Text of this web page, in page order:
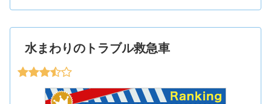
水まわりのトラブル救急車